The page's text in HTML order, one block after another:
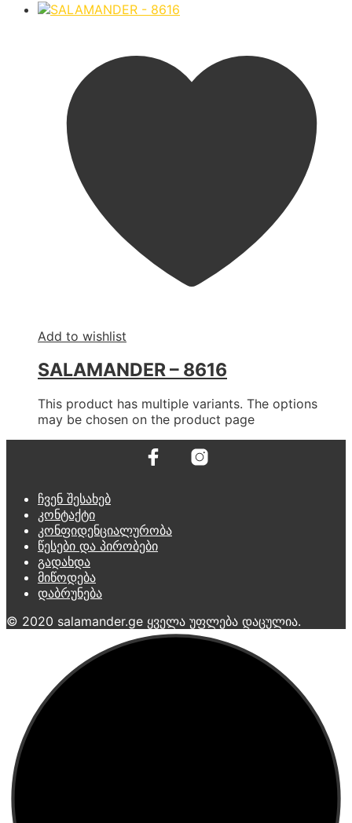
Add to wishlist
SALAMANDER – 8616
This product has multiple variants. The options
may be chosen on the product page
ჩვენ შესახებ
კონტაქტი
კონფიდენციალურობა
წესები და პირობები
გადახდა
მიწოდება
დაბრუნება
© 2020 salamander.ge ყველა უფლება დაცულია.